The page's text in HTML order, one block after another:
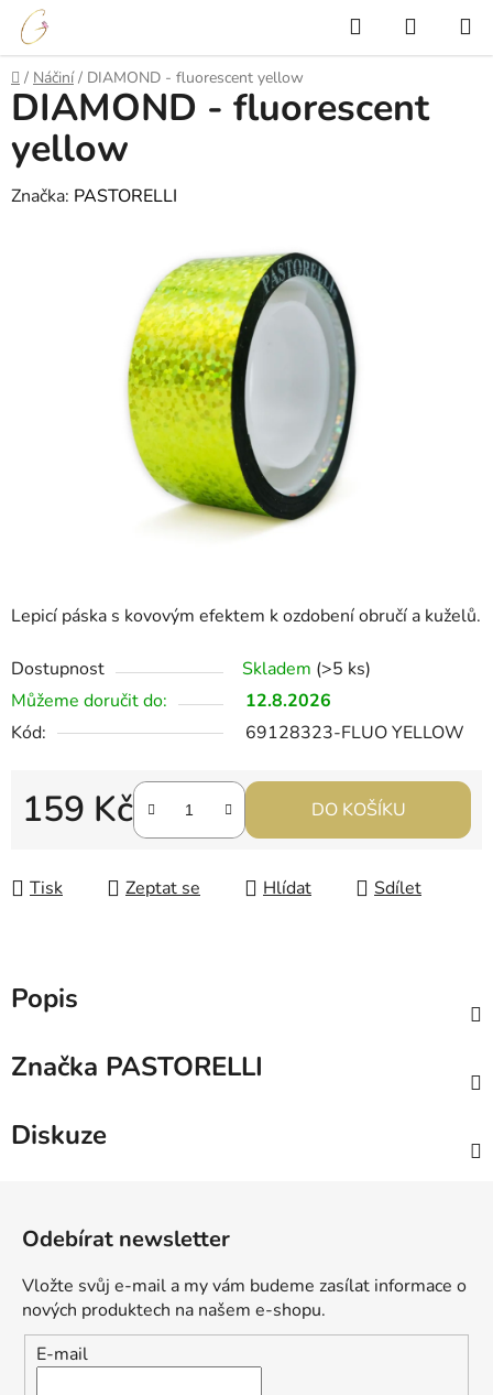
Přejít
obsah
Hledat
KOŠÍK
Domů
/ Náčiní / DIAMOND - fluorescent yellow
Lepicí páska s kovovým efektem k ozdobení obručí a kuželů.
Dostupnost Skladem (>5 ks)
Můžeme doručit do:
12.8.2026
Kód:
69128323-FLUO YELLOW
159 Kč DO KOŠÍKU
Tisk Zeptat se Hlídat Sdílet
DIAMOND - fluorescent
yellow
Značka: PASTORELLI
Popis
Značka PASTORELLI
Diskuze
Odebírat newsletter
Vložte svůj e-mail a my vám budeme zasílat informace o
nových produktech na našem e-shopu.
E-mail